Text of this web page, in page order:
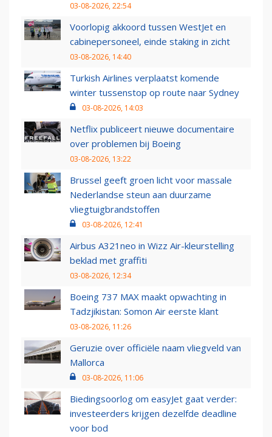
03-08-2026, 22:54
Voorlopig akkoord tussen WestJet en
cabinepersoneel, einde staking in zicht
03-08-2026, 14:40
Turkish Airlines verplaatst komende
winter tussenstop op route naar Sydney
03-08-2026, 14:03
Netflix publiceert nieuwe documentaire
over problemen bij Boeing
03-08-2026, 13:22
Brussel geeft groen licht voor massale
Nederlandse steun aan duurzame
vliegtuigbrandstoffen
03-08-2026, 12:41
Airbus A321neo in Wizz Air-kleurstelling
beklad met graffiti
03-08-2026, 12:34
Boeing 737 MAX maakt opwachting in
Tadzjikistan: Somon Air eerste klant
03-08-2026, 11:26
Geruzie over officiële naam vliegveld van
Mallorca
03-08-2026, 11:06
Biedingsoorlog om easyJet gaat verder:
investeerders krijgen dezelfde deadline
voor bod